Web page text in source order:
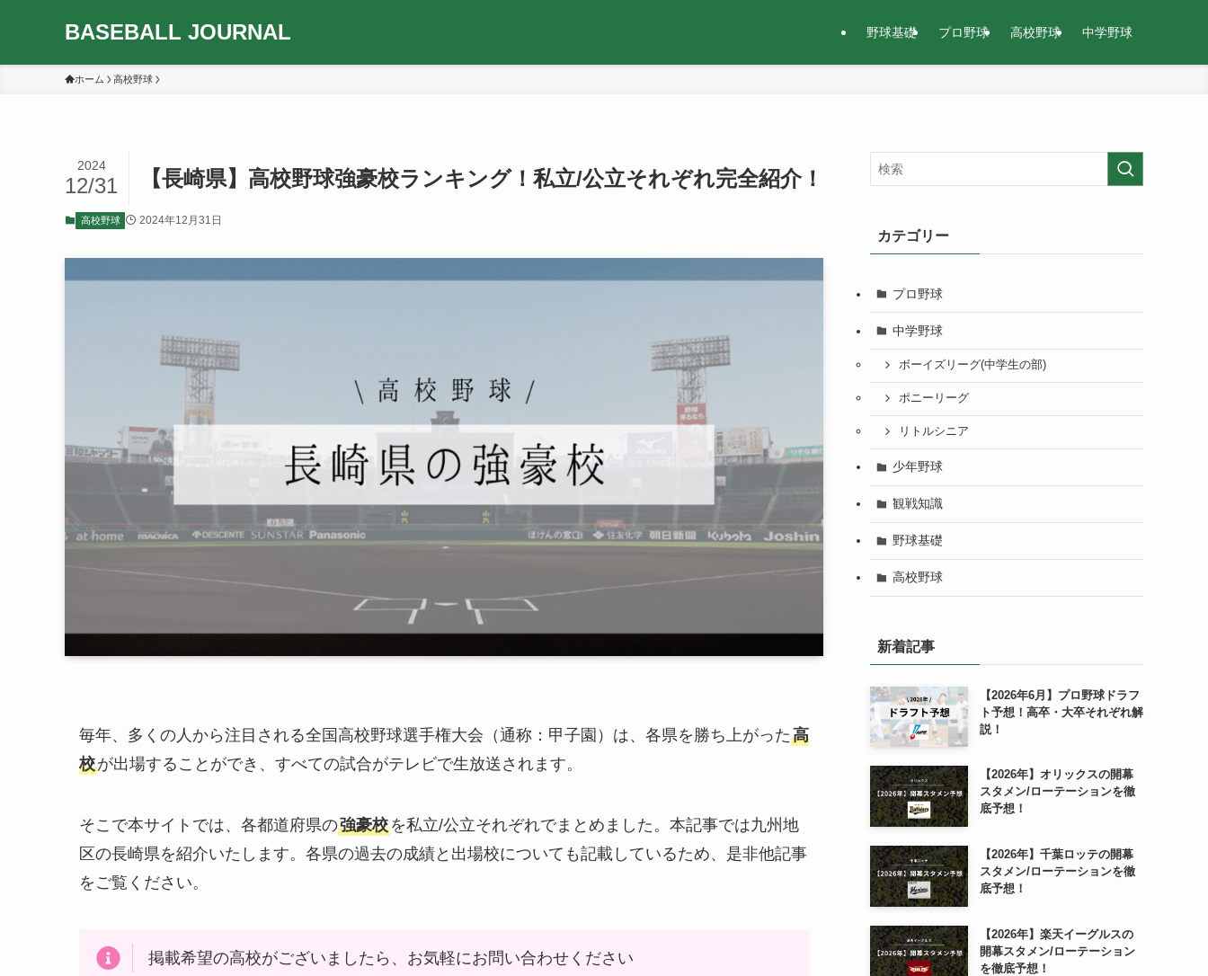
BASEBALL JOURNAL 野球基礎 プロ野球 高校野球 中学野球
ホーム 高校野球
【長崎県】高校野球強豪校ランキング！私立/公立それぞれ完全紹介！
2024
12/31
高校野球 2024年12月31日
毎年、多くの人から注目される全国高校野球選手権大会（通称：甲子園）は、各県を勝ち上がった 高
校が出場することができ、すべての試合がテレビで生放送されます。
そこで本サイトでは、各都道府県の強豪校 を私立/公立それぞれでまとめました。本記事では九州地
区の長崎県を紹介いたします。各県の過去の成績と出場校についても記載しているため、是非他記事
をご覧ください。
掲載希望の高校がございましたら、お気軽にお問い合わせください
カテゴリー
プロ野球
中学野球
ボーイズリーグ(中学生の部)
ポニーリーグ
リトルシニア
少年野球
観戦知識
野球基礎
高校野球
新着記事
【2026年6月】プロ野球ドラフ
ト予想！高卒・大卒それぞれ解
説！
【2026年】オリックスの開幕
スタメン/ローテーションを徹
底予想！
【2026年】千葉ロッテの開幕
スタメン/ローテーションを徹
底予想！
【2026年】楽天イーグルスの
開幕スタメン/ローテーション
を徹底予想！